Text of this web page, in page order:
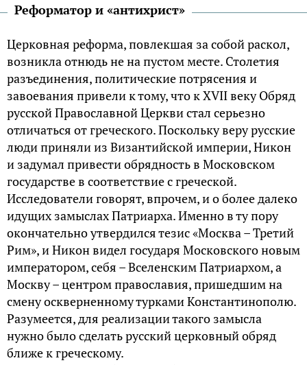
Реформатор и «антихрист»
Церковная реформа, повлекшая за собой раскол,
возникла отнюдь не на пустом месте. Столетия
разъединения, политические потрясения и
завоевания привели к тому, что к XVII веку Обряд
русской Православной Церкви стал серьезно
отличаться от греческого. Поскольку веру русские
люди приняли из Византийской империи, Никон
и задумал привести обрядность в Московском
государстве в соответствие с греческой.
Исследователи говорят, впрочем, и о более далеко
идущих замыслах Патриарха. Именно в ту пору
окончательно утвердился тезис «Москва – Третий
Рим», и Никон видел государя Московского новым
императором, себя – Вселенским Патриархом, а
Москву – центром православия, пришедшим на
смену оскверненному турками Константинополю.
Разумеется, для реализации такого замысла
нужно было сделать русский церковный обряд
ближе к греческому.